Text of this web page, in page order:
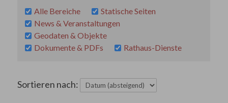
Alle Bereiche
Statische Seiten
News & Veranstaltungen
Geodaten & Objekte
Dokumente & PDFs
Rathaus-Dienste
Sortieren nach: